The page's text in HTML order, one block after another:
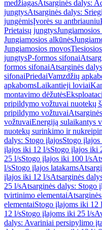
medžiagasAtsarginės dalys:
jungtysAtsarginės dalys:
jungėmisĮvorės su antbriauniu
Prietaisų jungtysJungiamosios
Jungiamosios alkūnės
Jungiamosios movos
jungtysP-formos sifonai
formos sifonaiAtsarginės
sifonaiPriedaiVamzdžių
apkabomsLaikantieji loviai
montavimo dėžutės
pripildymo vožtuvai nuotekų
pripildymo vožtuvai
vožtuvaiEnergiją sulaikantys
nuotekų surinkimo ir
dalys: Stogo įlajosStogo
įlajos iki 12 l/sStogo įlajos iki
25 l/sStogo įlajos iki 100 l/s
l/sStogo įlajos latakams
įlajos iki 12 l/sAtsarginės
25 l/sAtsarginės dalys: Stogo
tvirtinimo elementai
elementaiStogo įlajoms iki 12
12 l/sStogo įlajoms iki 25 l/s
dalys: Avariniai persipylimo